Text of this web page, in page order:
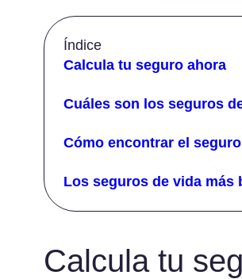
Índice
Calcula tu seguro ahora
Cuáles son los seguros
Cómo encontrar el
Los seguros de vida más
Calcula tu